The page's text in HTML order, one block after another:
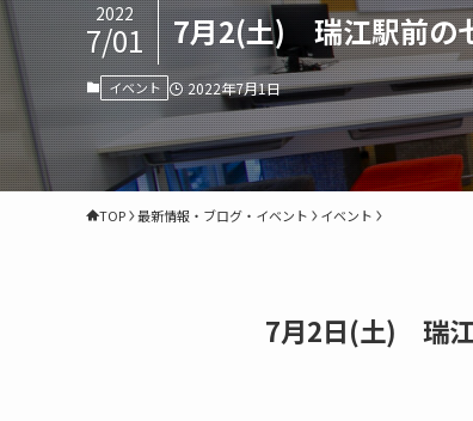
7月2(土) 瑞江駅前の
2022
7/01
イベント 2022年7月1日
TOP 最新情報・ブログ・イベント イベント
7月2日(土) 瑞江